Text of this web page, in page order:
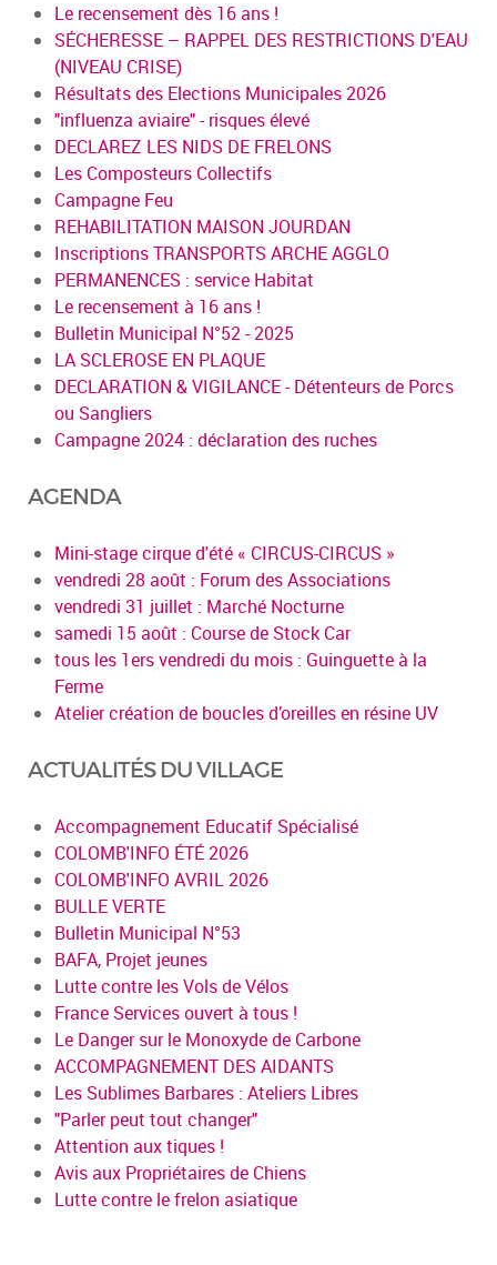
Le recensement dès 16 ans !
SÉCHERESSE – RAPPEL DES RESTRICTIONS D'EAU
(NIVEAU CRISE)
Résultats des Elections Municipales 2026
"influenza aviaire" - risques élevé
DECLAREZ LES NIDS DE FRELONS
Les Composteurs Collectifs
Campagne Feu
REHABILITATION MAISON JOURDAN
Inscriptions TRANSPORTS ARCHE AGGLO
PERMANENCES : service Habitat
Le recensement à 16 ans !
Bulletin Municipal N°52 - 2025
LA SCLEROSE EN PLAQUE
DECLARATION & VIGILANCE - Détenteurs de Porcs
ou Sangliers
Campagne 2024 : déclaration des ruches
AGENDA
Mini-stage cirque d'été « CIRCUS-CIRCUS »
vendredi 28 août : Forum des Associations
vendredi 31 juillet : Marché Nocturne
samedi 15 août : Course de Stock Car
tous les 1ers vendredi du mois : Guinguette à la
Ferme
Atelier création de boucles d’oreilles en résine UV
ACTUALITÉS DU VILLAGE
Accompagnement Educatif Spécialisé
COLOMB'INFO ÉTÉ 2026
COLOMB'INFO AVRIL 2026
BULLE VERTE
Bulletin Municipal N°53
BAFA, Projet jeunes
Lutte contre les Vols de Vélos
France Services ouvert à tous !
Le Danger sur le Monoxyde de Carbone
ACCOMPAGNEMENT DES AIDANTS
Les Sublimes Barbares : Ateliers Libres
"Parler peut tout changer"
Attention aux tiques !
Avis aux Propriétaires de Chiens
Lutte contre le frelon asiatique